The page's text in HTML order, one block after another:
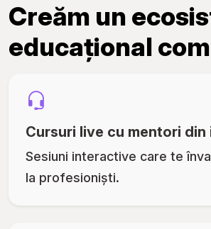
Creăm un
educațional
Cursuri live cu mentori din
Sesiuni interactive care te
la profesioniști.